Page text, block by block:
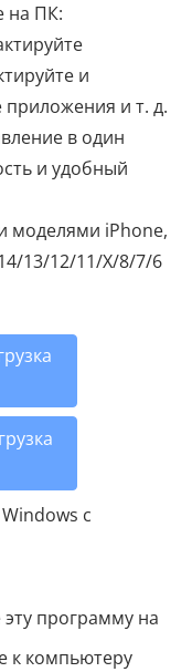
на ПК:
и
приложения и т. д.
в один
и удобный
моделями iPhone,
13/12/11/X/8/7/6
с
эту программу на
к компьютеру